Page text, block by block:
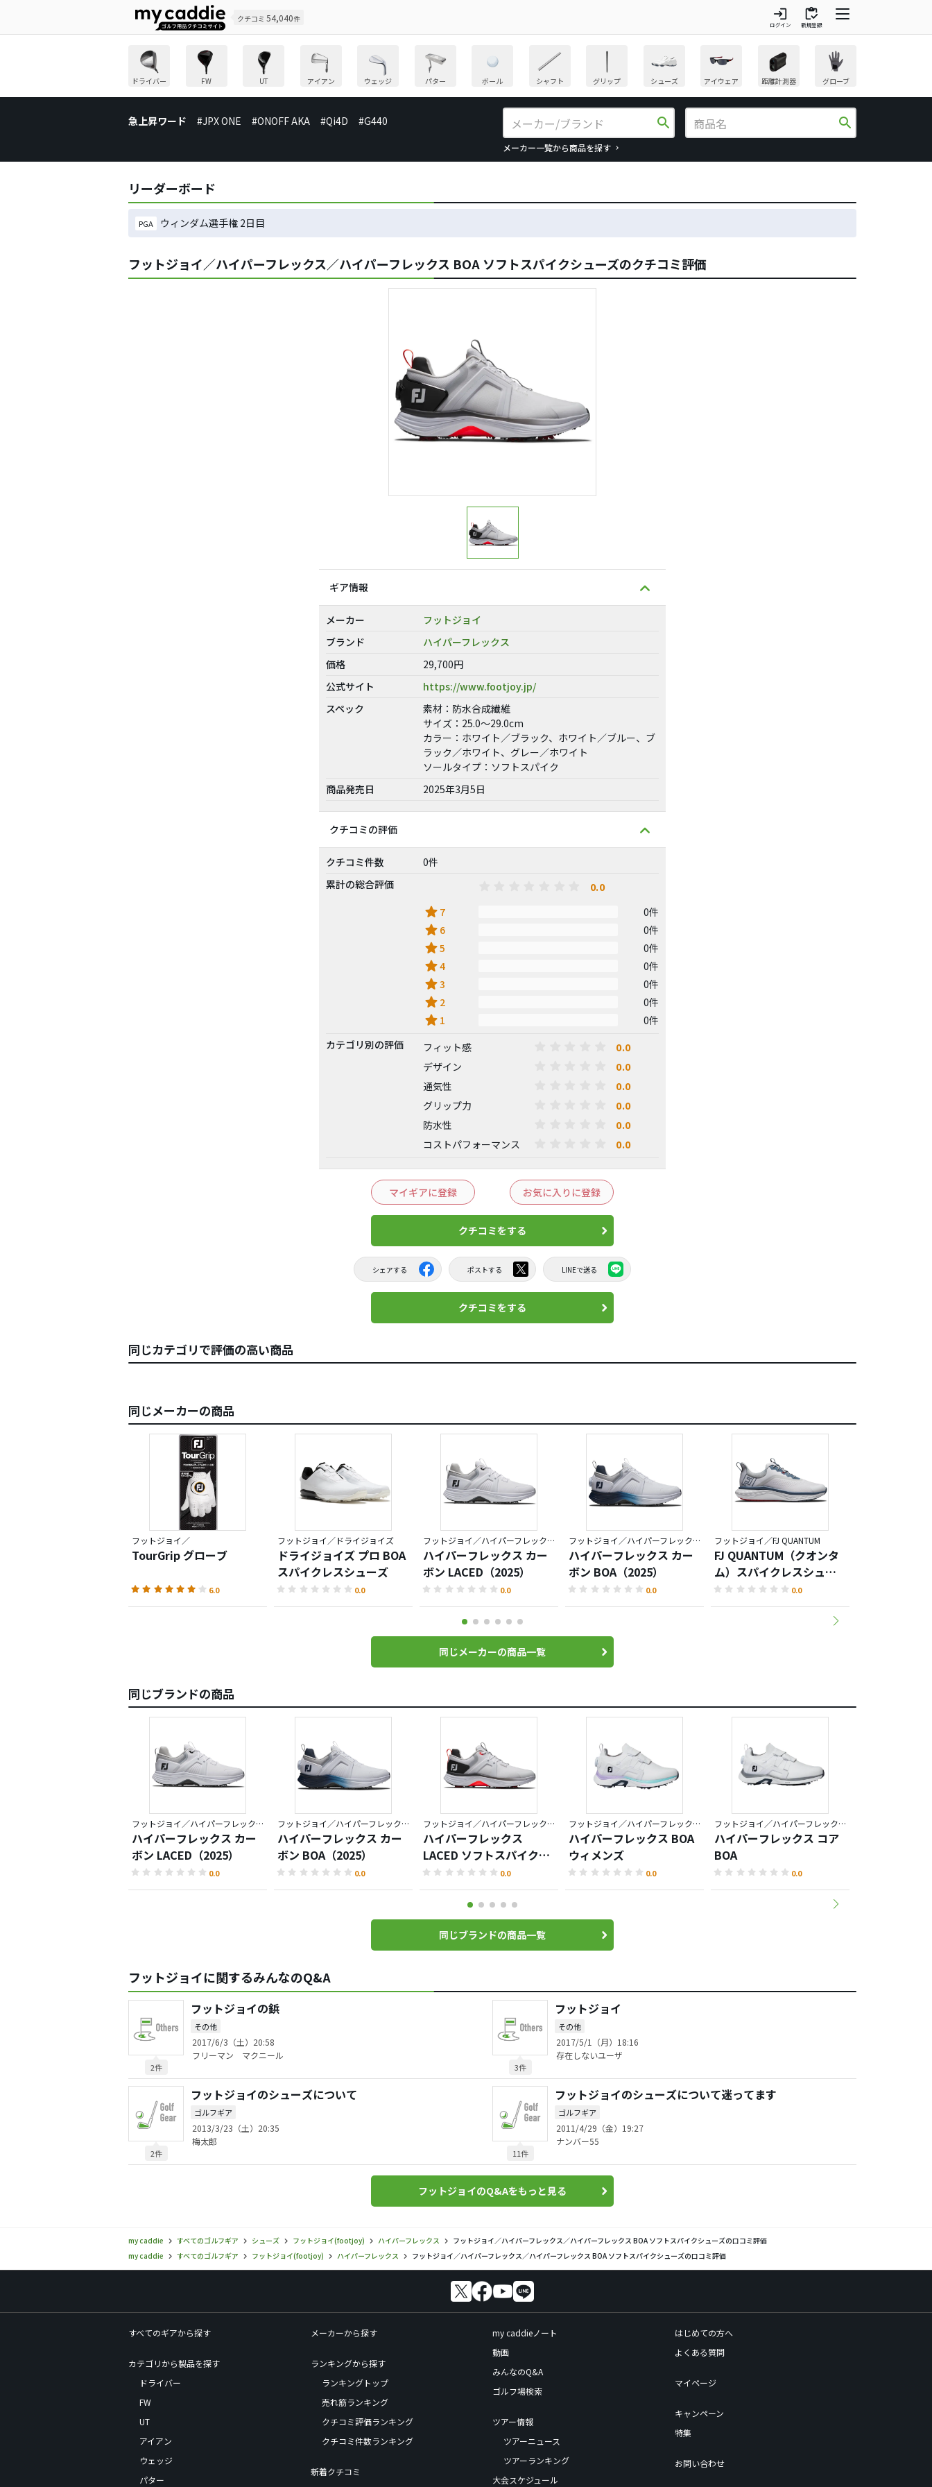
クチコミ 54,040件 login
ログイン
inventory
新規登録
ドライバー FW UT アイアン ウェッジ パター ボール シャフト グリップ シューズ アイウェア 距離計測器 グローブ
急上昇ワード #JPX ONE #ONOFF AKA #Qi4D #G440 search
メーカー一覧から商品を探す
search
リーダーボード
PGA ウィンダム選手権 2日目
フットジョイ／ハイパーフレックス／ハイパーフレックス BOA ソフトスパイクシューズのクチコミ評価
ギア情報
メーカー
フットジョイ
ブランド
ハイパーフレックス
価格
29,700円
公式サイト
https://www.footjoy.jp/
スペック
素材：防水合成繊維
サイズ：25.0～29.0cm
カラー：ホワイト／ブラック、ホワイト／ブルー、ブ
ラック／ホワイト、グレー／ホワイト
ソールタイプ：ソフトスパイク
商品発売日
2025年3月5日
クチコミの評価
クチコミ件数
0件
累計の総合評価
0.0
star 7 0件
star 6 0件
star5 0件
star4 0件
star3 0件
star 2 0件
star 1
0件
カテゴリ別の評価
フィット感 0.0
デザイン 0.0
通気性 0.0
グリップ力 0.0
防水性 0.0
コストパフォーマンス 0.0
マイギアに登録 お気に入りに登録
クチコミをする
シェアする ポストする LINEで送る
クチコミをする
同じカテゴリで評価の高い商品
同じメーカーの商品
フットジョイ／
TourGrip グローブ
6.0
フットジョイ／ドライジョイズ
ドライジョイズ プロ BOA
スパイクレスシューズ
0.0
フットジョイ／ハイパーフレックス
ハイパーフレックス カー
ボン LACED（2025）
0.0
フットジョイ／ハイパーフレックス
ハイパーフレックス カー
ボン BOA（2025）
0.0
フットジョイ／FJ QUANTUM
FJ QUANTUM（クオンタ
ム）スパイクレスシュー
ズ
0.0
同じメーカーの商品一覧
同じブランドの商品
フットジョイ／ハイパーフレックス
ハイパーフレックス カー
ボン LACED（2025）
0.0
フットジョイ／ハイパーフレックス
ハイパーフレックス カー
ボン BOA（2025）
0.0
フットジョイ／ハイパーフレックス
ハイパーフレックス
LACED ソフトスパイクシ
ューズ
0.0
フットジョイ／ハイパーフレックス
ハイパーフレックス BOA
ウィメンズ
0.0
フットジョイ／ハイパーフレックス
ハイパーフレックス コア
BOA
0.0
同じブランドの商品一覧
フットジョイに関するみんなのQ&A
2件
フットジョイの鋲
その他
2017/6/3（土）20:58
フリーマン マクニール
3件
フットジョイ
その他
2017/5/1（月）18:16
存在しないユーザ
2件
フットジョイのシューズについて
ゴルフギア
2013/3/23（土）20:35
梅太郎
11件
フットジョイのシューズについて迷ってます
ゴルフギア
2011/4/29（金）19:27
ナンバー55
フットジョイのQ&Aをもっと見る
my caddie すべてのゴルフギア シューズ フットジョイ(footjoy) ハイパーフレックス
フットジョイ／ハイパーフレックス／ハイパーフレックス BOA ソフトスパイクシューズの口コミ評価
my caddie
すべてのゴルフギア フットジョイ(footjoy) ハイパーフレックス フットジョイ／ハイパーフレックス／ハイパーフレックス BOA ソフトスパイクシューズの口コミ評価
すべてのギアから探す
カテゴリから製品を探す
ドライバー
FW
UT
アイアン
ウェッジ
パター
メーカーから探す
ランキングから探す
ランキングトップ
売れ筋ランキング
クチコミ評価ランキング
クチコミ件数ランキング
新着クチコミ
my caddieノート
動画
みんなのQ&A
ゴルフ場検索
ツアー情報
ツアーニュース
ツアーランキング
大会スケジュール
はじめての方へ
よくある質問
マイページ
キャンペーン
特集
お問い合わせ